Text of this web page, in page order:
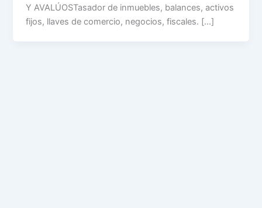
Y AVALÚOSTasador de inmuebles, balances, activos
fijos, llaves de comercio, negocios, fiscales. […]